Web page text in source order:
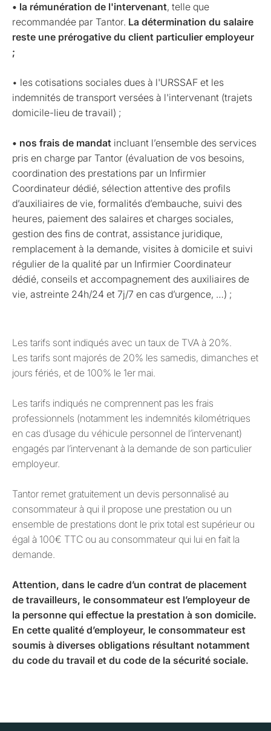
• la rémunération de l'intervenant, telle que
recommandée par Tantor. La détermination du salaire
reste une prérogative du client particulier employeur
;
• les cotisations sociales dues à l'URSSAF et les
indemnités de transport versées à l'intervenant (trajets
domicile-lieu de travail) ;
• nos frais de mandat incluant l’ensemble des services
pris en charge par Tantor (évaluation de vos besoins,
coordination des prestations par un Infirmier
Coordinateur dédié, sélection attentive des profils
d’auxiliaires de vie, formalités d’embauche, suivi des
heures, paiement des salaires et charges sociales,
gestion des fins de contrat, assistance juridique,
remplacement à la demande, visites à domicile et suivi
régulier de la qualité par un Infirmier Coordinateur
dédié, conseils et accompagnement des auxiliaires de
vie, astreinte 24h/24 et 7j/7 en cas d’urgence, …) ;
Les tarifs sont indiqués avec un taux de TVA à 20%.
Les tarifs sont majorés de 20% les samedis, dimanches et
jours fériés, et de 100% le 1er mai.
Les tarifs indiqués ne comprennent pas les frais
professionnels (notamment les indemnités kilométriques
en cas d’usage du véhicule personnel de l’intervenant)
engagés par l’intervenant à la demande de son particulier
employeur.
Tantor remet gratuitement un devis personnalisé au
consommateur à qui il propose une prestation ou un
ensemble de prestations dont le prix total est supérieur ou
égal à 100€ TTC ou au consommateur qui lui en fait la
demande.
Attention, dans le cadre d’un contrat de placement
de travailleurs, le consommateur est l’employeur de
la personne qui effectue la prestation à son domicile.
En cette qualité d’employeur, le consommateur est
soumis à diverses obligations résultant notamment
du code du travail et du code de la sécurité sociale.